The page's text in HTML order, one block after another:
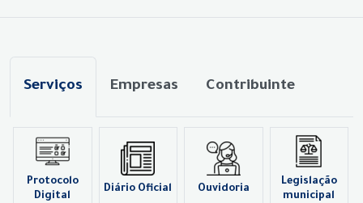
Serviços Empresas Contribuinte
Protocolo
Digital
Diário Oficial Ouvidoria
Legislação
municipal